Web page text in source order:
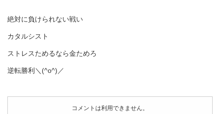
絶対に負けられない戦い
カタルシスト
ストレスためるなら金ためろ
逆転勝利＼(^o^)／
コメントは利用できません。